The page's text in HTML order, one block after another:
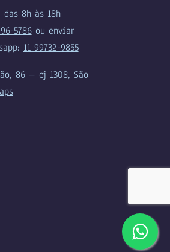
8h às 18h
5786ou enviar
11 99732-9855
86 – cj 1308, São